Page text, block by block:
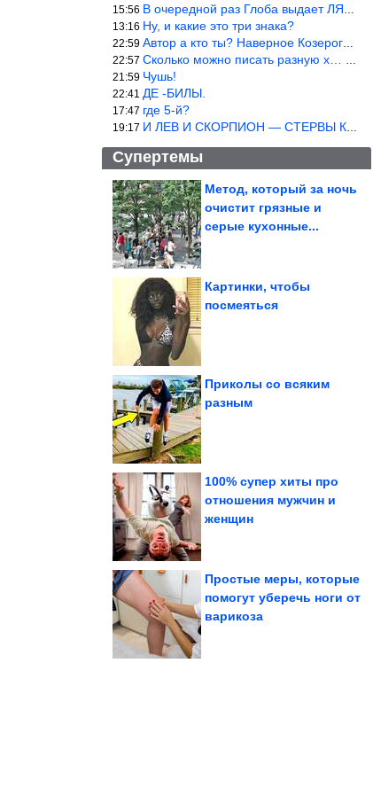
15:56 В очередной раз Глоба выдает ЛЯП! А корректоры, редакторы пропус
13:16 Ну, и какие это три знака?
22:59 Автор а кто ты? Наверное Козерог… Рога жена Рыба наставила ))
22:57 Сколько можно писать разную х… йню? Автор что то обкурился?
21:59 Чушь!
22:41 ДЕ -БИЛЫ.
17:47 где 5-й?
19:17 И ЛЕВ И СКОРПИОН — СТЕРВЫ КАКИХ ЕЩЕ ПОИСКАТЬ НАДО
Супертемы
Что известно об аресте
СССР»?...
Метод, который за ночь
очистит грязные и
серые кухонные...
Подборка приколов
Картинки, чтобы
посмеяться
Приколы со всяким
разным
Свежачок из
100% супер хиты про
отношения мужчин и
женщин
Теории о
мультфильмах, которые
Простые меры, которые
помогут уберечь ноги от
варикоза